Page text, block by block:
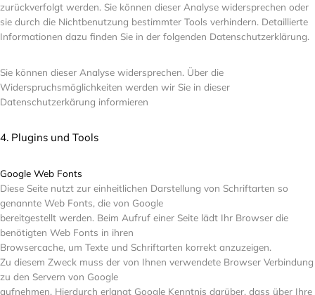
zurückverfolgt werden. Sie können dieser Analyse widersprechen oder
sie durch die Nichtbenutzung bestimmter Tools verhindern. Detaillierte
Informationen dazu finden Sie in der folgenden Datenschutzerklärung.
Sie können dieser Analyse widersprechen. Über die
Widerspruchsmöglichkeiten werden wir Sie in dieser
Datenschutzerkärung informieren
4. Plugins und Tools
Google Web Fonts
Diese Seite nutzt zur einheitlichen Darstellung von Schriftarten so
genannte Web Fonts, die von Google
bereitgestellt werden. Beim Aufruf einer Seite lädt Ihr Browser die
benötigten Web Fonts in ihren
Browsercache, um Texte und Schriftarten korrekt anzuzeigen.
Zu diesem Zweck muss der von Ihnen verwendete Browser Verbindung
zu den Servern von Google
aufnehmen. Hierdurch erlangt Google Kenntnis darüber, dass über Ihre